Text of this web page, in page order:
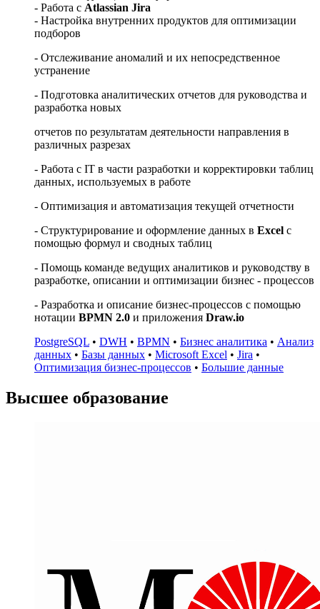
- Работа с Atlassian Jira
- Настройка внутренних продуктов для оптимизации
подборов
- Отслеживание аномалий и их непосредственное
устранение
- Подготовка аналитических отчетов для руководства и
разработка новых
отчетов по результатам деятельности направления в
различных разрезах
- Работа с IT в части разработки и корректировки таблиц
данных, используемых в работе
- Оптимизация и автоматизация текущей отчетности
- Структурирование и оформление данных в Excel с
помощью формул и сводных таблиц
- Помощь команде ведущих аналитиков и руководству в
разработке, описании и оптимизации бизнес - процессов
- Разработка и описание бизнес-процессов с помощью
нотации BPMN 2.0 и приложения Draw.io
PostgreSQL • DWH • BPMN • Бизнес аналитика • Анализ
данных • Базы данных • Microsoft Excel • Jira •
Оптимизация бизнес-процессов • Большие данные
Высшее образование